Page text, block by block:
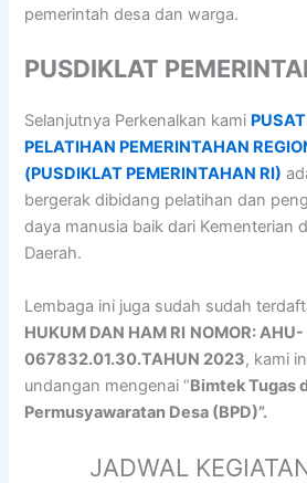
pemerintah desa dan warga.
PUSDIKLAT
Selanjutnya Perkenalkan kami
PELATIHAN PEMERINTAHAN
(PUSDIKLAT PEMERINTAHAN RI)
bergerak dibidang pelatihan dan
daya manusia baik dari Kementerian
Daerah.
Lembaga ini juga sudah sudah
HUKUM DAN HAM RI NOMOR: AHU-
067832.01.30.TAHUN 2023, kami
undangan mengenai “Bimtek Tugas
Permusyawaratan Desa (BPD)”.
JADWAL